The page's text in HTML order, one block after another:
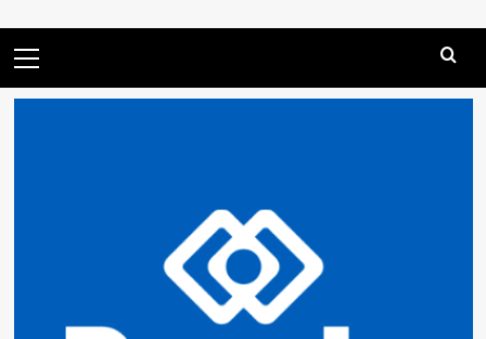
principal